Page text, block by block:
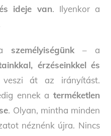
ideje van. Ilyenkor a
személyiségünk– a
érzéseinkkel és
át az irányítást.
ennek a terméketlen
. Olyan, mintha minden
néznénk újra. Nincs